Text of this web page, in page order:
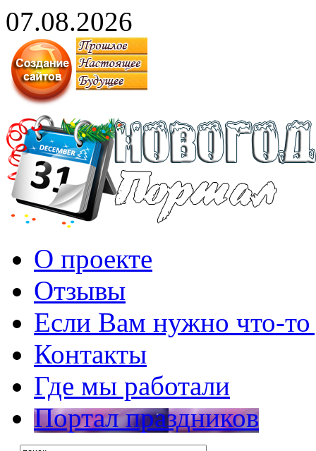
07.08.2026
О проекте
Отзывы
Если Вам нужно что-то
Контакты
Где мы работали
Портал праздников